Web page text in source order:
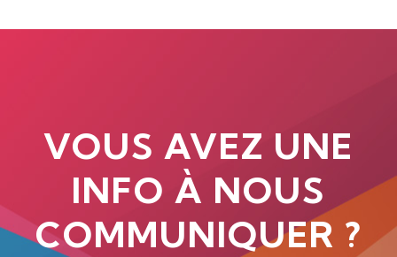
VOUS AVEZ UNE
INFO À NOUS
COMMUNIQUER ?